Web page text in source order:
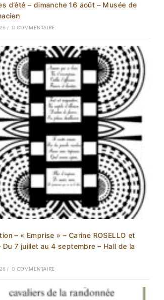
d’été – dimanche 16 août – Musée de
/ 0 COMMENTAIRE
– « Emprise » – Carine ROSELLO et
Du 7 juillet au 4 septembre – Hall de la
/ 0 COMMENTAIRE